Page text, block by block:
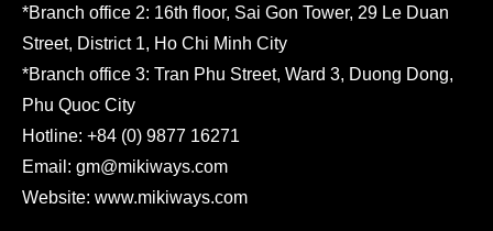
*Branch office 2: 16th floor, Sai Gon Tower, 29 Le Duan
Street, District 1, Ho Chi Minh City
*Branch office 3: Tran Phu Street, Ward 3, Duong Dong,
Phu Quoc City
Hotline: +84 (0) 9877 16271
Email: gm@mikiways.com
Website: www.mikiways.com